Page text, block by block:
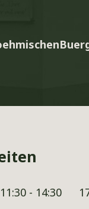
11:30 - 14:30